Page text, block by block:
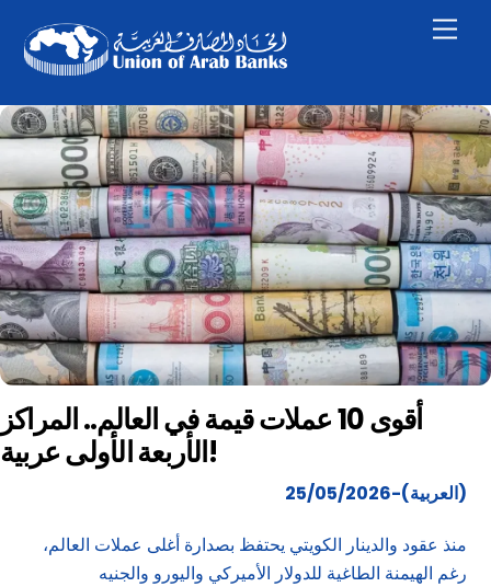
content
أقوى 10 عملات قيمة في العالم.. المراكز
الأربعة الأولى عربية!
(العربية)-25/05/2026
منذ عقود والدينار الكويتي يحتفظ بصدارة أغلى عملات العالم،
رغم الهيمنة الطاغية للدولار الأميركي واليورو والجنيه